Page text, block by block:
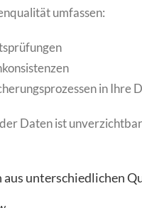
umfassen:
in Ihre
Daten ist
unterschiedlichen